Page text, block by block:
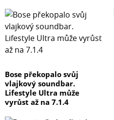
Bose překopalo svůj
vlajkový soundbar.
Lifestyle Ultra může
vyrůst až na 7.1.4